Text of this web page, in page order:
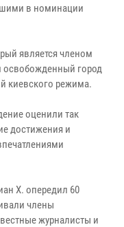
в номинации
является членом
освобожденный город
киевского режима.
оценили так
достижения и
Х. опередил 60
члены
журналисты и